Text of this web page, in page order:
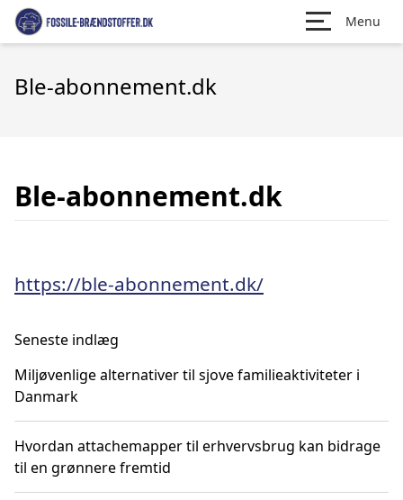
Menu
Ble-abonnement.dk
Ble-abonnement.dk
https://ble-abonnement.dk/
Seneste indlæg
Miljøvenlige alternativer til sjove familieaktiviteter i
Danmark
Hvordan attachemapper til erhvervsbrug kan bidrage
til en grønnere fremtid